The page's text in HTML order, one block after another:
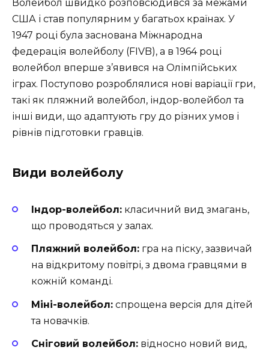
Волейбол швидко розповсюдився за межами
США і став популярним у багатьох країнах. У
1947 році була заснована Міжнародна
федерація волейболу (FIVB), а в 1964 році
волейбол вперше з’явився на Олімпійських
іграх. Поступово розроблялися нові варіації гри,
такі як пляжний волейбол, індор-волейбол та
інші види, що адаптують гру до різних умов і
рівнів підготовки гравців.
Види волейболу
Індор-волейбол: класичний вид змагань,
що проводяться у залах.
Пляжний волейбол: гра на піску, зазвичай
на відкритому повітрі, з двома гравцями в
кожній команді.
Міні-волейбол: спрощена версія для дітей
та новачків.
Сніговий волейбол: відносно новий вид,